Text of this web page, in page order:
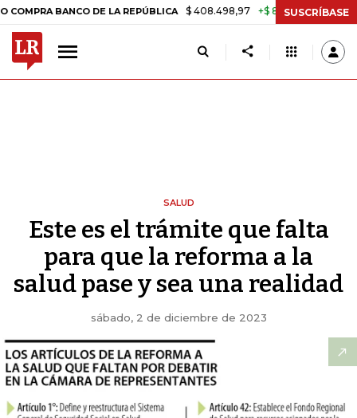
BANCO DE LA REPÚBLICA $ 408.498,97 +$ 8.753,81 +2,19% TASA
SUSCRÍBASE
SALUD
Este es el trámite que falta
para que la reforma a la
salud pase y sea una realidad
sábado, 2 de diciembre de 2023